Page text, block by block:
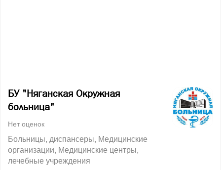
БУ "Няганская Окружная
больница"
Нет оценок
Больницы, диспансеры Медицинские
организации Медицинские центры,
лечебные учреждения